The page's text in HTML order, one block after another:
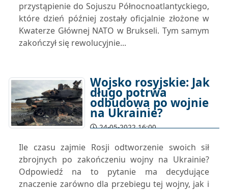
przystąpienie do Sojuszu Północnoatlantyckiego,
które dzień później zostały oficjalnie złożone w
Kwaterze Głównej NATO w Brukseli. Tym samym
zakończył się rewolucyjnie...
Wojsko rosyjskie: Jak
długo potrwa
odbudowa po wojnie
na Ukrainie?
24-05-2022 16:00
Ile czasu zajmie Rosji odtworzenie swoich sił
zbrojnych po zakończeniu wojny na Ukrainie?
Odpowiedź na to pytanie ma decydujące
znaczenie zarówno dla przebiegu tej wojny, jak i